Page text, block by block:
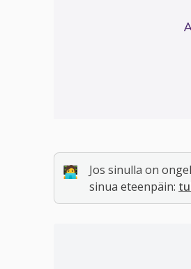
🧑‍💻
Jos sinulla on
sinua eteenpäin: